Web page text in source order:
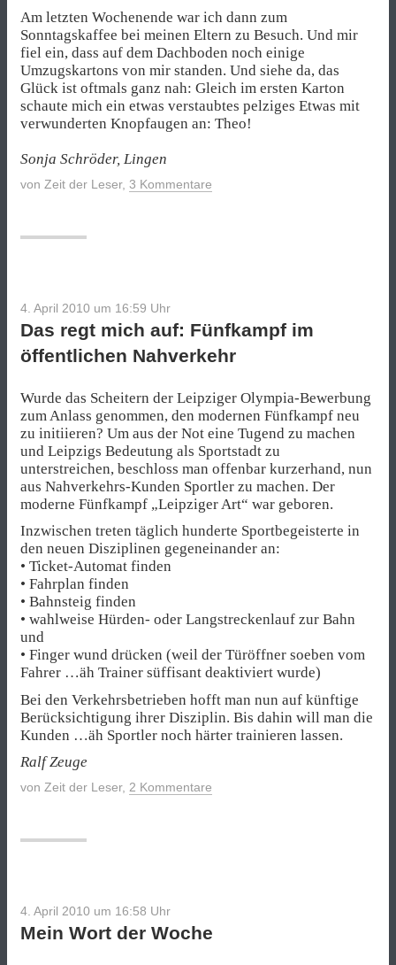
Am letzten Wochenende war ich dann zum
Sonntagskaffee bei meinen Eltern zu Besuch. Und mir
fiel ein, dass auf dem Dachboden noch einige
Umzugskartons von mir standen. Und siehe da, das
Glück ist oftmals ganz nah: Gleich im ersten Karton
schaute mich ein etwas verstaubtes pelziges Etwas mit
verwunderten Knopfaugen an: Theo!
Sonja Schröder, Lingen
von Zeit der Leser, 3 Kommentare
4. April 2010 um 16:59 Uhr
Das regt mich auf: Fünfkampf im
öffentlichen Nahverkehr
Wurde das Scheitern der Leipziger Olympia-Bewerbung
zum Anlass genommen, den modernen Fünfkampf neu
zu initiieren? Um aus der Not eine Tugend zu machen
und Leipzigs Bedeutung als Sportstadt zu
unterstreichen, beschloss man offenbar kurzerhand, nun
aus Nahverkehrs-Kunden Sportler zu machen. Der
moderne Fünfkampf „Leipziger Art“ war geboren.
Inzwischen treten täglich hunderte Sportbegeisterte in
den neuen Disziplinen gegeneinander an:
• Ticket-Automat finden
• Fahrplan finden
• Bahnsteig finden
• wahlweise Hürden- oder Langstreckenlauf zur Bahn
und
• Finger wund drücken (weil der Türöffner soeben vom
Fahrer …äh Trainer süffisant deaktiviert wurde)
Bei den Verkehrsbetrieben hofft man nun auf künftige
Berücksichtigung ihrer Disziplin. Bis dahin will man die
Kunden …äh Sportler noch härter trainieren lassen.
Ralf Zeuge
von Zeit der Leser, 2 Kommentare
4. April 2010 um 16:58 Uhr
Mein Wort der Woche